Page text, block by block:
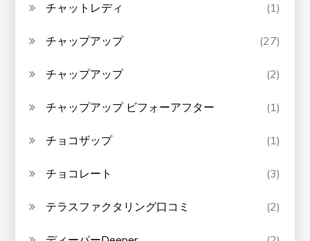
チャットレディ (1)
チャップアップ (27)
チャップアップ (2)
チャップアップ ビフォーアフター (1)
チョコザップ (1)
チョコレート (3)
テラスファクタリング口コミ (2)